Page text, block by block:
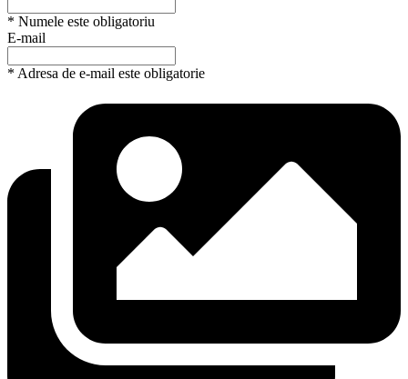
* Numele este obligatoriu
E-mail
* Adresa de e-mail este obligatorie